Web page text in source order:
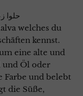
welches du
kennst.
eine alte und
und Öl oder
Farbe und belebt
die Süße,